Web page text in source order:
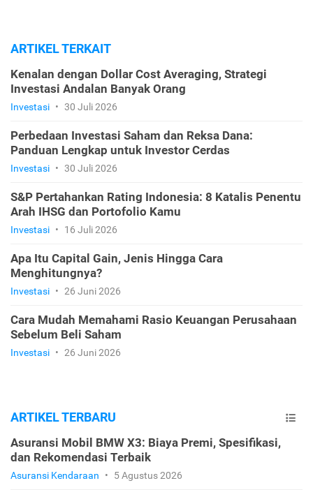
ARTIKEL TERKAIT
Kenalan dengan Dollar Cost Averaging, Strategi
Investasi Andalan Banyak Orang
Investasi • 30 Juli 2026
Perbedaan Investasi Saham dan Reksa Dana:
Panduan Lengkap untuk Investor Cerdas
Investasi • 30 Juli 2026
S&P Pertahankan Rating Indonesia: 8 Katalis Penentu
Arah IHSG dan Portofolio Kamu
Investasi • 16 Juli 2026
Apa Itu Capital Gain, Jenis Hingga Cara
Menghitungnya?
Investasi • 26 Juni 2026
Cara Mudah Memahami Rasio Keuangan Perusahaan
Sebelum Beli Saham
Investasi • 26 Juni 2026
ARTIKEL TERBARU
Asuransi Mobil BMW X3: Biaya Premi, Spesifikasi,
dan Rekomendasi Terbaik
Asuransi Kendaraan • 5 Agustus 2026